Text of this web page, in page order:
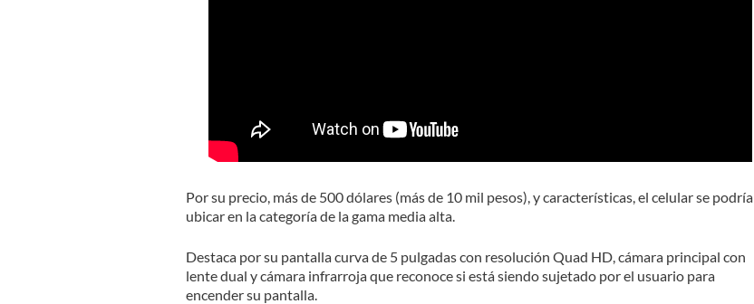
Por su precio, más de 500 dólares (más de 10 mil pesos), y características, el celular se podría
ubicar en la categoría de la gama media alta.
Destaca por su pantalla curva de 5 pulgadas con resolución Quad HD, cámara principal con
lente dual y cámara infrarroja que reconoce si está siendo sujetado por el usuario para
encender su pantalla.